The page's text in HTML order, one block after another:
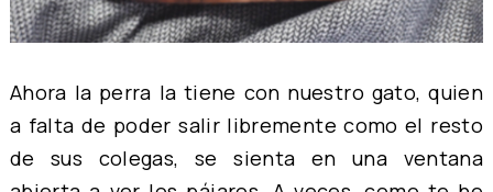
Ahora la perra la tiene con nuestro gato, quien
a falta de poder salir libremente como el resto
de sus colegas, se sienta en una ventana